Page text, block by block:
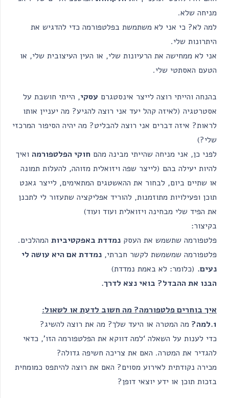
מניחה שלא.
למה לא? כי אני לא משתמשת בפלטפורמה כדי להדגיש את
היתרונות שלי.
אני לא ממחישה את הרעיונות שלי, או העין העיצובית שלי, או
הטעם האסתטי שלי.
בהנחה והייתי רוצה לייצר אינסטגרם עסקי, הייתי חושבת על
אסטרטגיה (לאיזה קהל יעד אני רוצה להגיע? מה יעניין אותו
לראות? איזה דברים אני רוצה להבליט? מה יהיה הסיפור המרכזי
שלי?)
לפני כן, אני מניחה שהייתי מבינה מהם חוקי הפלטפורמה ואיך
להיות יעילה בהם (לייצר שפה ויזואלית מזוהה, להעלות תמונה
או שתיים ביום, לבחור את ההאשטגים המתאימים, לייצר גאנט
תוכן ופעילויות מתוזמנות, להוריד אפליקציה שתעזור לי לתכנן
את הפיד שלי מבחינה ויזואלית ועוד ועוד)
בקיצור:
פלטפורמה שתשמש את העסק נמדדת באפקטיביות המהלכים.
פלטפורמה שמשמשת לקשר חברתי, נמדדת אם היא עושה לי
נעים. (כלומר: לא באמת נמדדת)
הבנו את ההבדל? בואי נצא לדרך.
איך בוחרים פלטפורמה? מה חשוב לדעת או לשאול:
1.למה?
מה המטרה או היעד שלך? מה את רוצה להשיג?
כדי לענות על השאלה ‘למה דווקא את הפלטפורמה הזו’, כדאי
להגדיר את המטרה. האם את צריכה חשיפה גדולה?
מכירה נקודתית לאירוע מסוים? האם את רוצה להיתפס כמומחית
בזכות תוכן או ידע יוצאי דופן?